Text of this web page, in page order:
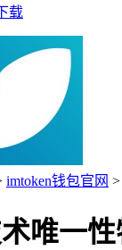
载
imtoken钱包官网
唯一